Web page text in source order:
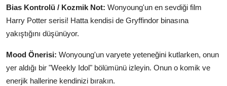
Bias Kontrolü / Kozmik Not: Wonyoung'un en sevdiği film
Harry Potter serisi! Hatta kendisi de Gryffindor binasına
yakıştığını düşünüyor.
Mood Önerisi: Wonyoung'un varyete yeteneğini kutlarken, onun
yer aldığı bir "Weekly Idol" bölümünü izleyin. Onun o komik ve
enerjik hallerine kendinizi bırakın.